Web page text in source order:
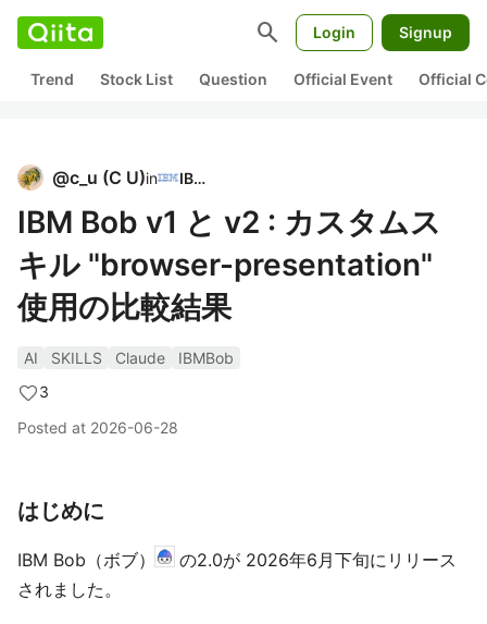
search Login Signup
Trend Stock List Question Official Event Official
@c_u (C U)in IBM
IBM Bob v1 と v2 : カスタムス
キル "browser-presentation"
使用の比較結果
AI SKILLS Claude
IBMBob
3
Posted at 2026-06-28
はじめに
IBM Bob（ボブ）
の2.0が 2026年6月下旬にリリース
されました。